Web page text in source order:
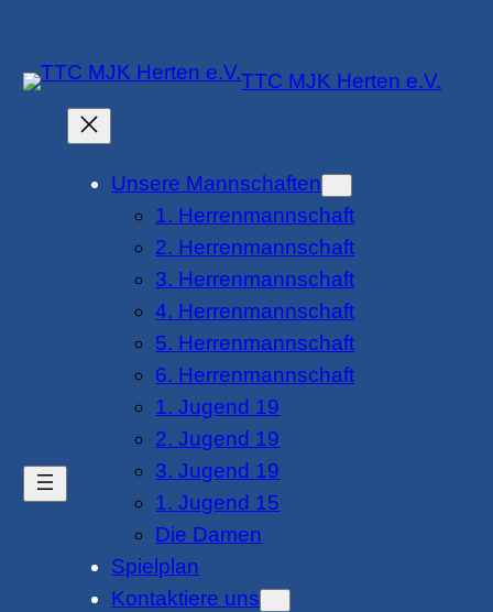
springen
TTC MJK Herten e.V.
Unsere Mannschaften
1. Herrenmannschaft
2. Herrenmannschaft
3. Herrenmannschaft
4. Herrenmannschaft
5. Herrenmannschaft
6. Herrenmannschaft
1. Jugend 19
2. Jugend 19
3. Jugend 19
1. Jugend 15
Die Damen
Spielplan
Kontaktiere uns